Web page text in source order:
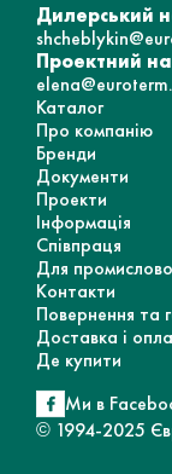
Дилерський
Проектний
Каталог
Про компанію
Бренди
Документи
Проекти
Інформація
Співпраця
Для
Контакти
Повернення та
Доставка і
Де купити
Ми в
© 1994-2025